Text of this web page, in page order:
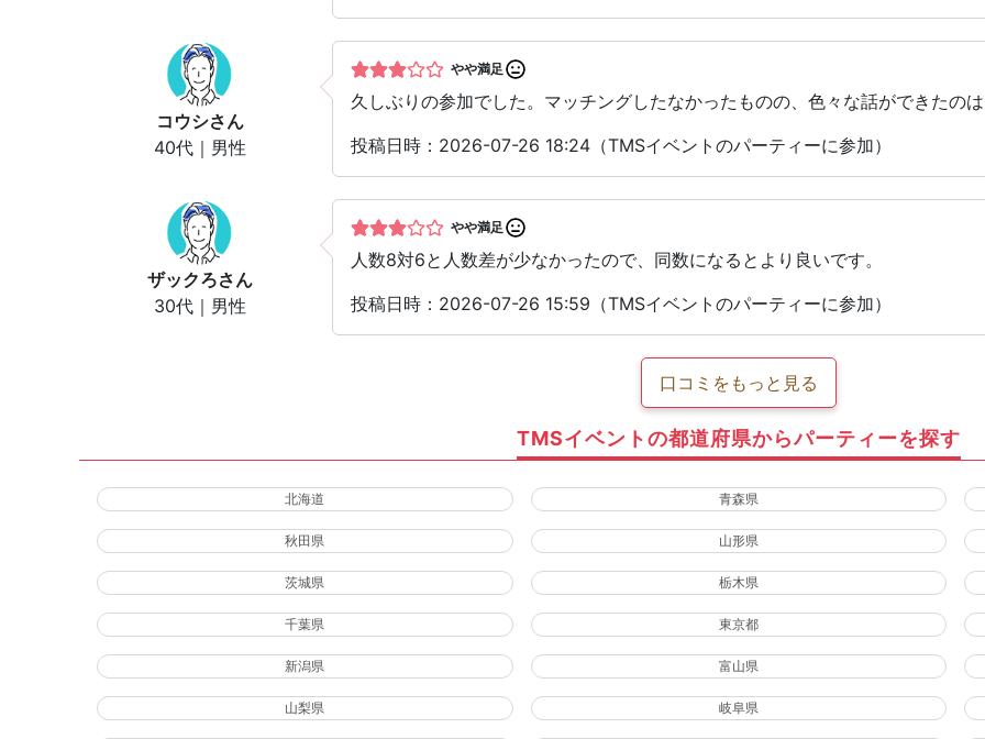
コウシさん
40代｜男性
やや満足
久しぶりの参加でした。マッチングしたなかったものの、色々な話ができたの
投稿日時：2026-07-26 18:24（TMSイベントのパーティーに参加）
ザックろさん
30代｜男性
やや満足
人数8対6と人数差が少なかったので、同数になるとより良いです。
投稿日時：2026-07-26 15:59（TMSイベントのパーティーに参加）
口コミをもっと見る
TMSイベントの都道府県からパーティーを探す
北海道 青森県
秋田県 山形県
茨城県 栃木県
千葉県 東京都
新潟県 富山県
山梨県 岐阜県